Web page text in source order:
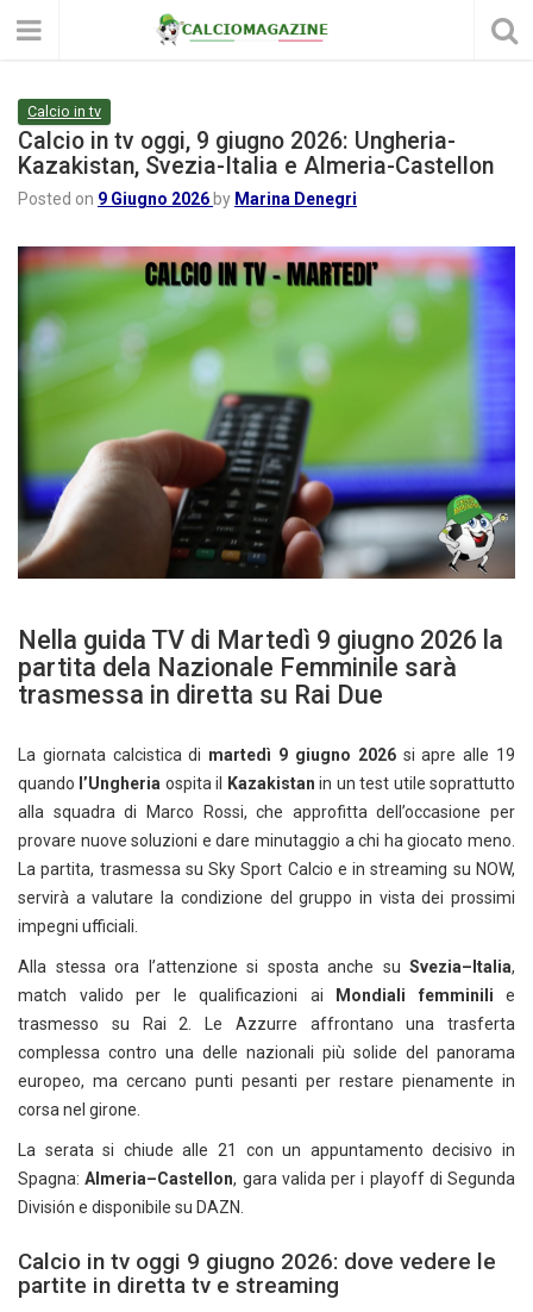
Calcio in tv
Calcio in tv oggi, 9 giugno 2026: Ungheria-
Kazakistan, Svezia-Italia e Almeria-Castellon
Posted on 9 Giugno 2026 by Marina Denegri
Nella guida TV di Martedì 9 giugno 2026 la
partita dela Nazionale Femminile sarà
trasmessa in diretta su Rai Due
La giornata calcistica di martedì 9 giugno 2026si apre alle 19
quando l’Ungheria ospita il Kazakistan in un test utile soprattutto
alla squadra di Marco Rossi, che approfitta dell’occasione per
provare nuove soluzioni e dare minutaggio a chi ha giocato meno.
La partita, trasmessa su Sky Sport Calcio e in streaming su NOW,
servirà a valutare la condizione del gruppo in vista dei prossimi
impegni ufficiali.
Alla stessa ora l’attenzione si sposta anche su Svezia–Italia,
match valido per le qualificazioni ai
Mondiali femminili e
trasmesso su Rai 2. Le Azzurre affrontano una trasferta
complessa contro una delle nazionali più solide del panorama
europeo, ma cercano punti pesanti per restare pienamente in
corsa nel girone.
La serata si chiude alle 21 con un appuntamento decisivo in
Spagna:Almeria–Castellon, gara valida per i playoff di Segunda
División e disponibile su DAZN.
Calcio in tv oggi 9 giugno 2026: dove vedere le
partite in diretta tv e streaming